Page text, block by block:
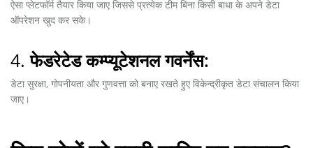
ऐसा प्लेटफॉर्म तैयार किया जाए जिससे प्रत्येक टीम बिना किसी बाधा के अपने डेटा
ऑपरेशन खुद कर सके।
4.फेडरेटेड कम्प्यूटेशनल गवर्नेंस:
डेटा सुरक्षा, गोपनीयता और गुणवत्ता को बनाए रखते हुए विकेन्द्रीकृत डेटा संचालन किया
जाए।